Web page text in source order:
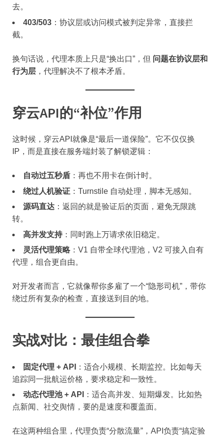
去。
403/503 ：协议层或访问模式被判定异常，直接拦
截。
换句话说，代理本质上只是“换出口”，但 问题在协议层和
行为层 ，代理解决不了根本矛盾。
穿云API的“补位”作用
这时候，穿云API就像是“最后一道保险”。它不仅仅换
IP，而是直接在服务端封装了解锁逻辑：
自动过五秒盾 ：再也不用卡在倒计时。
绕过人机验证 ：Turnstile 自动处理，脚本无感知。
源码直达 ：返回的就是验证后的页面，避免无限跳
转。
高并发支持 ：同时跑上万请求依旧稳定。
灵活代理策略 ：V1 自带全球代理池，V2 可接入自有
代理，组合更自由。
对开发者而言，它就像帮你多雇了一个“隐形司机”，带你
绕过所有复杂的检查，直接送到目的地。
实战对比：最佳组合拳
固定代理 + API
：适合小规模、长期监控。比如每天
追踪同一批航运价格，要求稳定和一致性。
动态代理池 + API
：适合高并发、短期爆发。比如热
点新闻、社交舆情，要的是速度和覆盖面。
在这两种组合里，代理负责“分散流量”，API负责“搞定验